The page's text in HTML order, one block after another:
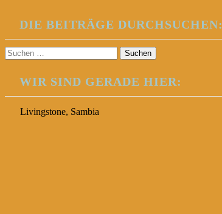
DIE BEITRÄGE DURCHSUCHEN:
Suchen
nach:
WIR SIND GERADE HIER:
Livingstone, Sambia